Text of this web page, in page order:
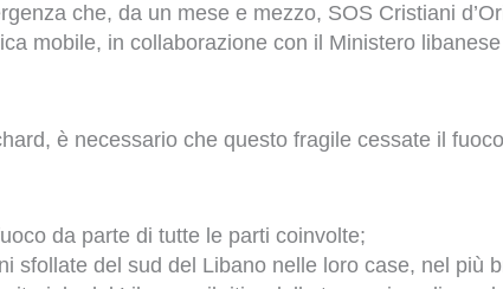
che, da un mese e mezzo, SOS Cristiani
mobile, in collaborazione con il Ministero
è necessario che questo fragile cessate il
da parte di tutte le parti coinvolte;
sfollate del sud del Libano nelle loro case, nel più